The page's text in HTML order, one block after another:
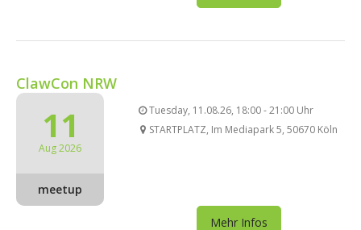
ClawCon NRW
11
Aug 2026
meetup
Tuesday, 11.08.26, 18:00 - 21:00 Uhr
STARTPLATZ, Im Mediapark 5, 50670 Köln
Mehr Infos